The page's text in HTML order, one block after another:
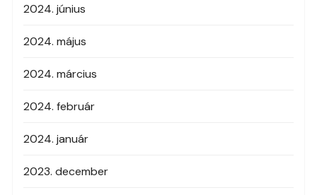
2024. június
2024. május
2024. március
2024. február
2024. január
2023. december